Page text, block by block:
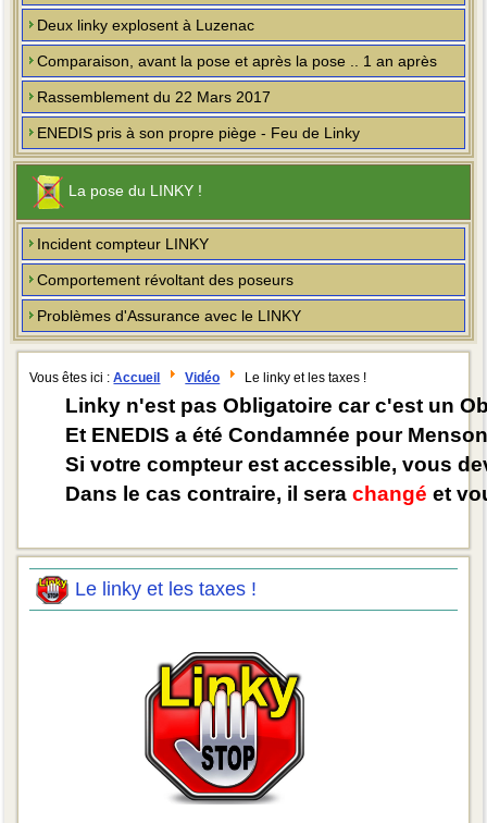
Deux linky explosent à Luzenac
Comparaison, avant la pose et après la pose .. 1 an après
Rassemblement du 22 Mars 2017
ENEDIS pris à son propre piège - Feu de Linky
La pose du LINKY !
Incident compteur LINKY
Comportement révoltant des poseurs
Problèmes d'Assurance avec le LINKY
Vous êtes ici :Accueil Vidéo Le linky et les taxes !
Linky n'est pas Obligatoire car c'est un
Et ENEDIS a été Condamnée pour
Si votre compteur est accessible, vous
Dans le cas contraire, il serachangé et
Le linky et les taxes !